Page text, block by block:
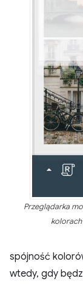
Przeglądarka
spójność
wtedy, gdy